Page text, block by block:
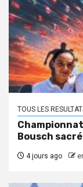
TOUS LES
Bousch
4 jours ago